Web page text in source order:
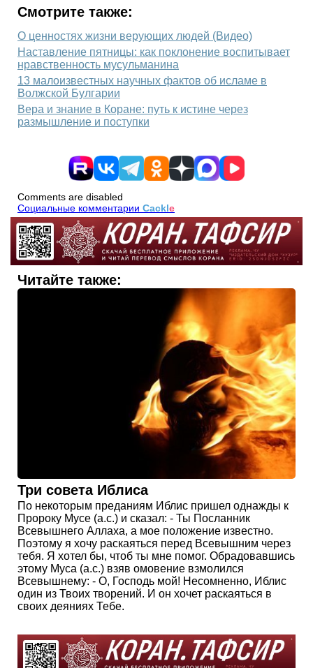
Смотрите также:
О ценностях жизни верующих людей (Видео)
Наставление пятницы: как поклонение воспитывает
нравственность мусульманина
13 малоизвестных научных фактов об исламе в
Волжской Булгарии
Вера и знание в Коране: путь к истине через
размышление и поступки
Comments are disabled
Социальные комментарии Cackle
Читайте также:
Три совета Иблиса
По некоторым преданиям Иблис пришел однажды к
Пророку Мусе (а.с.) и сказал: - Ты Посланник
Всевышнего Аллаха, а мое положение известно.
Поэтому я хочу раскаяться перед Всевышним через
тебя. Я хотел бы, чтоб ты мне помог. Обрадовавшись
этому Муса (а.с.) взяв омовение взмолился
Всевышнему: - О, Господь мой! Несомненно, Иблис
один из Твоих творений. И он хочет раскаяться в
своих деяниях Тебе.